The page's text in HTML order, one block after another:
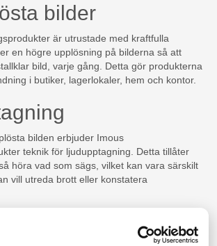
bilder
är utrustade med kraftfulla
en högre upplösning på bilderna så att
bild, varje gång. Detta gör produkterna
i butiker, lagerlokaler, hem och kontor.
bilden erbjuder Imous
teknik för ljudupptagning. Detta tillåter
höra vad som sägs, vilket kan vara särskilt
vill utreda brott eller konstatera